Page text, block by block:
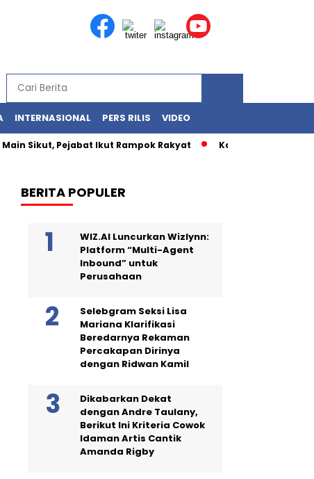
INTERNASIONAL PERS RILIS VIDEO
Sikut, Pejabat Ikut Rampok Rakyat Kasus Korupsi
BERITA POPULER
WIZ.AI Luncurkan Wizlynn:
Platform “Multi-Agent
Inbound” untuk
Perusahaan
Selebgram Seksi Lisa
Mariana Klarifikasi
Beredarnya Rekaman
Percakapan Dirinya
dengan Ridwan Kamil
Dikabarkan Dekat
dengan Andre Taulany,
Berikut Ini Kriteria Cowok
Idaman Artis Cantik
Amanda Rigby